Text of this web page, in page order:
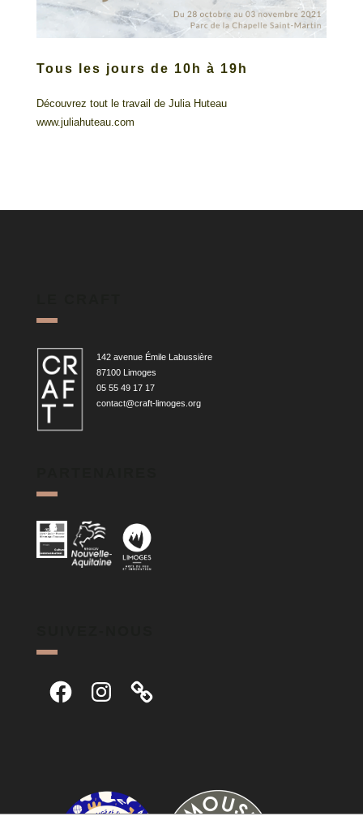
Tous les jours de 10h à 19h
Découvrez tout le travail de Julia Huteau
www.juliahuteau.com
142 avenue Émile Labussière
87100 Limoges
05 55 49 17 17
contact@craft-limoges.org
FacebookInstagram